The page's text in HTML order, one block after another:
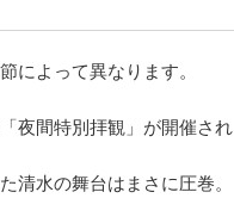
によって異なります。
夜間特別拝観」が開催さ
清水の舞台はまさに圧巻。